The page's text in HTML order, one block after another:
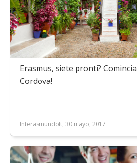
Erasmus, siete pronti?
Cordova!
InterasmundoIt, 30 mayo, 2017